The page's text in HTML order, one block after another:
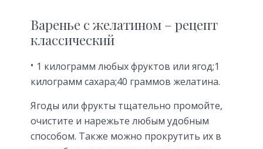
Варенье с желатином – рецепт
классический
1 килограмм любых фруктов или ягод;1
килограмм сахара;40 граммов желатина.
Ягоды или фрукты тщательно промойте,
очистите и нарежьте любым удобным
способом. Также можно прокрутить их в